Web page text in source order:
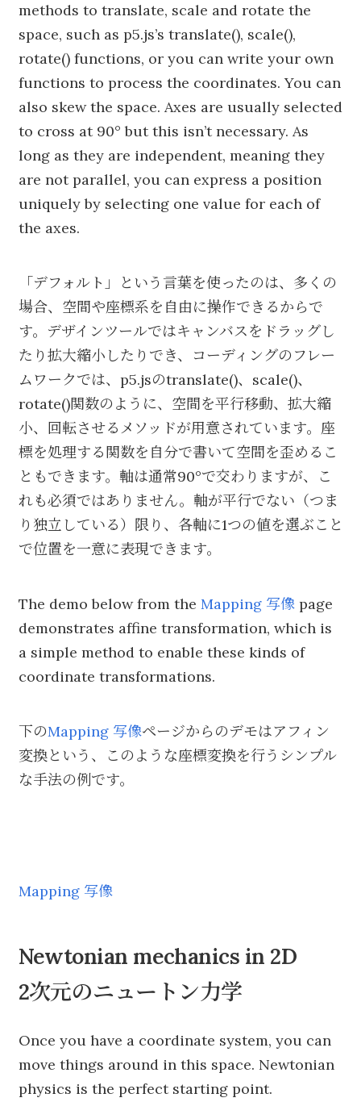
methods to translate, scale and rotate the
space, such as p5.js’s translate(), scale(),
rotate() functions, or you can write your own
functions to process the coordinates. You can
also skew the space. Axes are usually selected
to cross at 90° but this isn’t necessary. As
long as they are independent, meaning they
are not parallel, you can express a position
uniquely by selecting one value for each of
the axes.
「デフォルト」という言葉を使ったのは、多くの
場合、空間や座標系を自由に操作できるからで
す。デザインツールではキャンバスをドラッグし
たり拡大縮小したりでき、コーディングのフレー
ムワークでは、p5.jsのtranslate()、scale()、
rotate()関数のように、空間を平行移動、拡大縮
小、回転させるメソッドが用意されています。座
標を処理する関数を自分で書いて空間を歪めるこ
ともできます。軸は通常90°で交わりますが、こ
れも必須ではありません。軸が平行でない（つま
り独立している）限り、各軸に1つの値を選ぶこと
で位置を一意に表現できます。
The demo below from the Mapping 写像page
demonstrates affine transformation, which is
a simple method to enable these kinds of
coordinate transformations.
下のMapping 写像ページからのデモはアフィン
変換という、このような座標変換を行うシンプル
な手法の例です。
Mapping 写像
Newtonian mechanics in 2D
2次元のニュートン力学
Once you have a coordinate system, you can
move things around in this space. Newtonian
physics is the perfect starting point.